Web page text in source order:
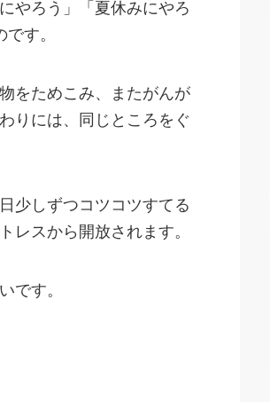
やろう」「夏休みにやろ
す。
をためこみ、またがんが
りには、同じところをぐ
少しずつコツコツすてる
レスから開放されます。
です。